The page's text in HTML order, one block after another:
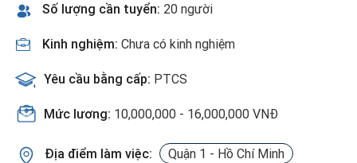
Số lượng cần tuyển: 20 người
Kinh nghiệm: Chưa có kinh nghiệm
Yêu cầu bằng cấp: PTCS
Mức lương: 10,000,000 - 16,000,000 VNĐ
Địa điểm làm việc: Quận 1 - Hồ Chí Minh